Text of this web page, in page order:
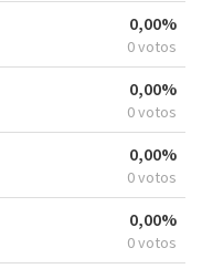
0,00%
0 votos
0,00%
0 votos
0,00%
0 votos
0,00%
0 votos